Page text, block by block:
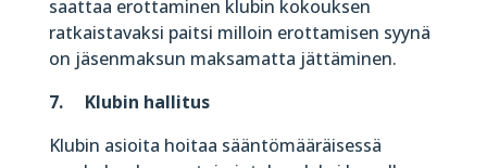
saattaa erottaminen klubin kokouksen
ratkaistavaksi paitsi milloin erottamisen syynä
on jäsenmaksun maksamatta jättäminen.
7. Klubin hallitus
Klubin asioita hoitaa sääntömääräisessä